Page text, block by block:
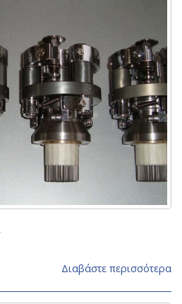
Διαβάστε περισσότερα